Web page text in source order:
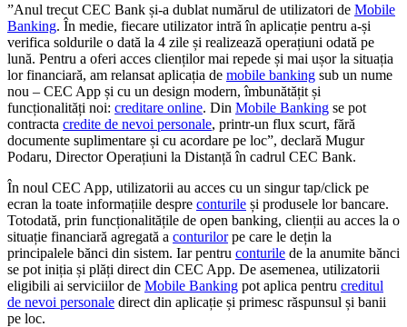
”Anul trecut CEC Bank și-a dublat numărul de utilizatori de Mobile
Banking. În medie, fiecare utilizator intră în aplicație pentru a-și
verifica soldurile o dată la 4 zile și realizează operațiuni odată pe
lună. Pentru a oferi acces clienților mai repede și mai ușor la situația
lor financiară, am relansat aplicația de mobile banking sub un nume
nou – CEC App și cu un design modern, îmbunătățit și
funcționalități noi: creditare online. Din Mobile Banking se pot
contracta credite de nevoi personale, printr-un flux scurt, fără
documente suplimentare și cu acordare pe loc”, declară Mugur
Podaru, Director Operațiuni la Distanță în cadrul CEC Bank.
În noul CEC App, utilizatorii au acces cu un singur tap/click pe
ecran la toate informațiile despre conturile și produsele lor bancare.
Totodată, prin funcționalitățile de open banking, clienții au acces la o
situație financiară agregată a conturilorpe care le dețin la
principalele bănci din sistem. Iar pentru conturile de la anumite bănci
se pot iniția și plăți direct din CEC App. De asemenea, utilizatorii
eligibili ai serviciilor de Mobile Banking pot aplica pentru creditul
de nevoi personale direct din aplicație și primesc răspunsul și banii
pe loc.